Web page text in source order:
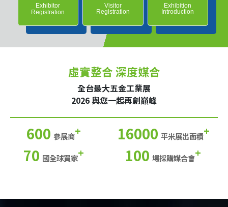
Exhibitor
Registration
Visitor
Registration
Exhibition
Introduction
虛實整合 深度媒合
全台最大五金工業展
2026 與您一起再創巔峰
600 參展商+ 16000 平米展出面積+
70 國全球買家+ 100 場採購媒合會+